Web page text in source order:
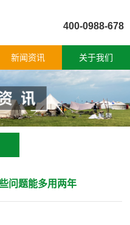
400-0988-678
新闻资讯 关于我们
问题能多用两年